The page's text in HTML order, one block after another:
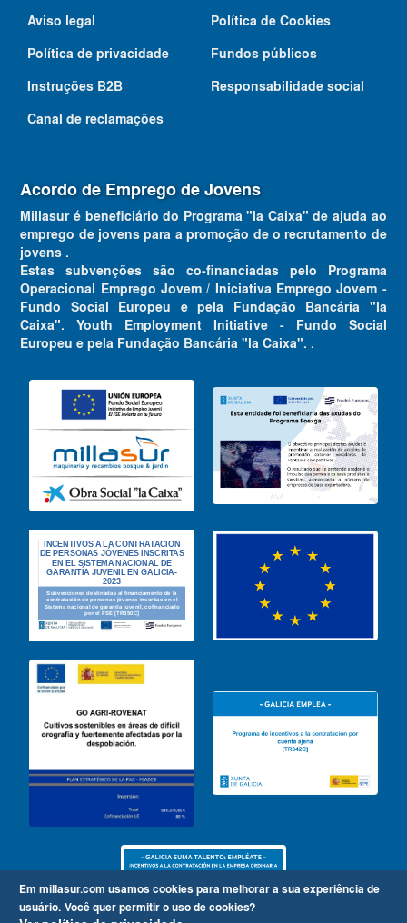
Aviso legal
Política de Cookies
Política de privacidade
Fundos públicos
Instruções B2B
Responsabilidade social
Canal de reclamações
Acordo de Emprego de Jovens
Millasur é beneficiário do Programa "la Caixa" de ajuda ao
emprego de jovens para a promoção de o recrutamento de
jovens .
Estas subvenções são co-financiadas pelo Programa
Operacional Emprego Jovem / Iniciativa Emprego Jovem -
Fundo Social Europeu e pela Fundação Bancária "la
Caixa". Youth Employment Initiative - Fundo Social
Europeu e pela Fundação Bancária "la Caixa". .
Em millasur.com usamos cookies para melhorar a sua experiência de
usuário. Você quer permitir o uso de cookies?